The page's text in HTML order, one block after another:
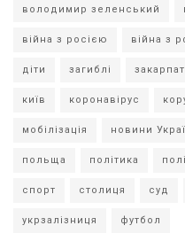
володимир зеленський
війна з росією війна з
діти загиблі
київ коронавірус
мобілізація новини
польща політика
спорт столиця суд
укрзалізниця футбол